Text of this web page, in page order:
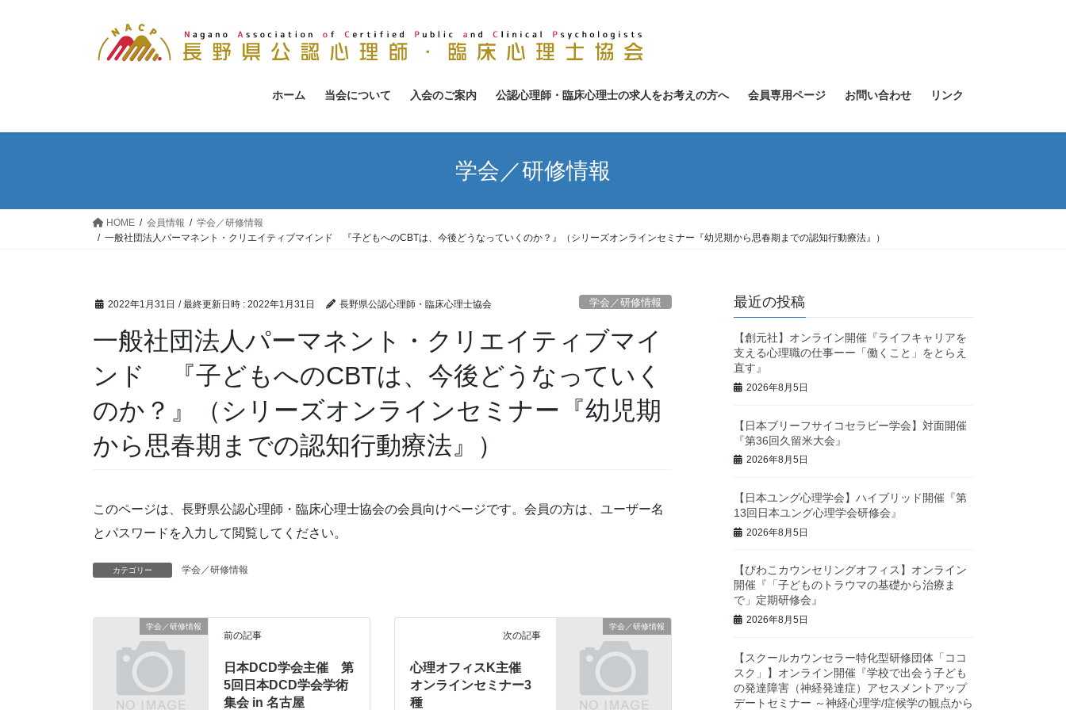
ホーム 当会について 入会のご案内 公認心理師・臨床心理士の求人をお考えの方へ 会員専用ページ お問い合わせ リンク
学会／研修情報
HOME 会員情報
学会／研修情報
一般社団法人パーマネント・クリエイティブマインド 『子どもへのCBTは、今後どうなっていくのか？』（シリーズオンラインセミナー『幼児期から思春期までの認知行動療法』）
2022年1月31日 / 最終更新日時 : 2022年1月31日 長野県公認心理師・臨床心理士協会 学会／研修情報
一般社団法人パーマネント・クリエイティブマイ
ンド 『子どもへのCBTは、今後どうなっていく
のか？』（シリーズオンラインセミナー『幼児期
から思春期までの認知行動療法』）
このページは、長野県公認心理師・臨床心理士協会の会員向けページです。会員の方は、ユーザー名
とパスワードを入力して閲覧してください。
カテゴリー 学会／研修情報
学会／研修情報
前の記事
日本DCD学会主催 第
5回日本DCD学会学術
集会 in 名古屋
学会／研修情報
次の記事
心理オフィスK主催
オンラインセミナー3
種
最近の投稿
【創元社】オンライン開催『ライフキャリアを
支える心理職の仕事ーー「働くこと」をとらえ
直す』
2026年8月5日
【日本ブリーフサイコセラピー学会】対面開催
『第36回久留米大会』
2026年8月5日
【日本ユング心理学会】ハイブリッド開催『第
13回日本ユング心理学会研修会』
2026年8月5日
【びわこカウンセリングオフィス】オンライン
開催『「子どものトラウマの基礎から治療ま
で」定期研修会』
2026年8月5日
【スクールカウンセラー特化型研修団体「ココ
スク」】オンライン開催『学校で出会う子ども
の発達障害（神経発達症）アセスメントアップ
デートセミナー ～神経心理学/症候学の観点から